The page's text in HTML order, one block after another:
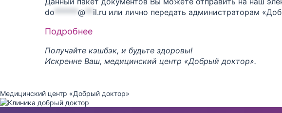
do ****** @ il.ru или лично передать администраторам
Подробнее
Получайте кэшбэк, и будьте здоровы!
Искренне Ваш, медицинский центр «Добрый доктор».
Медицинский центр «Добрый доктор»